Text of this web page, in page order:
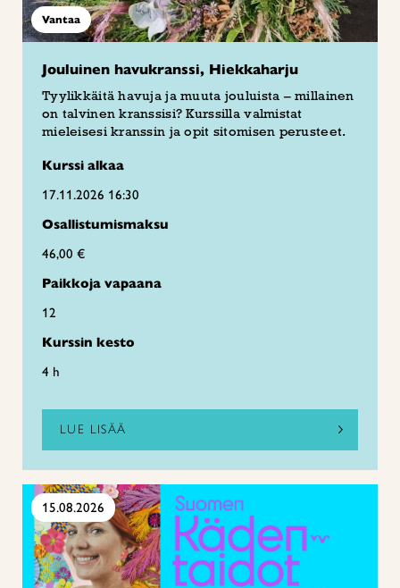
Vantaa
Jouluinen havukranssi, Hiekkaharju
Tyylikkäitä havuja ja muuta jouluista – millainen
on talvinen kranssisi? Kurssilla valmistat
mieleisesi kranssin ja opit sitomisen perusteet.
Kurssi alkaa
17.11.2026 16:30
Osallistumismaksu
46,00 €
Paikkoja vapaana
12
Kurssin kesto
4 h
LUE LISÄÄ
15.08.2026